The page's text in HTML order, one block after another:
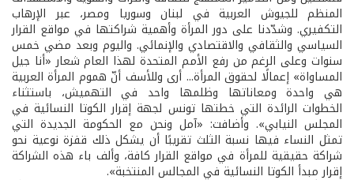
المنظم للجيوش العربية في لبنان وسوريا ومصر، عبر الإرهاب
التكفيري. وشدّدنا على دور المرأة وأهمية شراكتها في مواقع القرار
السياسي والثقافي والاقتصادي والإنمائي. واليوم وبعد مضي خمس
سنوات وعلى الرغم من رفع الأمم المتحدة لهذا العام شعار «أنا جيل
المساواة» إعمالًا لحقوق المرأة... أرى وللأسف أنّ هموم المرأة العربية
هي واحدة ومعاناتها وظلمها واحد في التهميش، باستثناء
الخطوات الرائدة التي خطتها تونس لجهة إقرار الكوتا النسائية في
المجلس النيابي». وأضافت: «آمل ونحن مع الحكومة الجديدة التي
تمثل النساء فيها نسبة الثلث تقريبًا أن يشكل ذلك قفزة نوعية نحو
شراكة حقيقية للمرأة في مواقع القرار كافة، وألف باء هذه الشراكة
إقرار مبدأ الكوتا النسائية في المجالس المنتخبة».